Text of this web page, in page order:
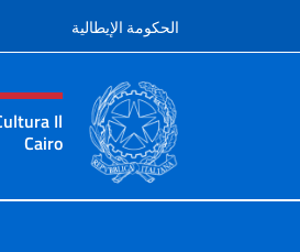
انتقل إلى المحتوىالحكومة الإيطالية
social e menù
Il
Cairo